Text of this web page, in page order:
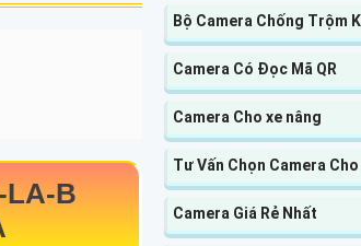
LA-B
Bộ Camera Chống Trộm
Camera Có Đọc Mã QR
Camera Cho xe nâng
Tư Vấn Chọn Camera
Camera Giá Rẻ Nhất